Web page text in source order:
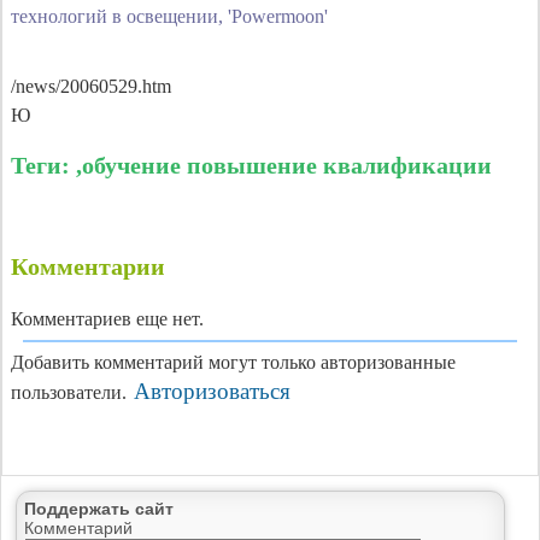
технологий в освещении, 'Powermoon'
/news/20060529.htm
Ю
Теги: ,обучение повышение квалификации
Комментарии
Комментариев еще нет.
Добавить комментарий могут только авторизованные
пользователи. Авторизоваться
Поддержать сайт
Комментарий